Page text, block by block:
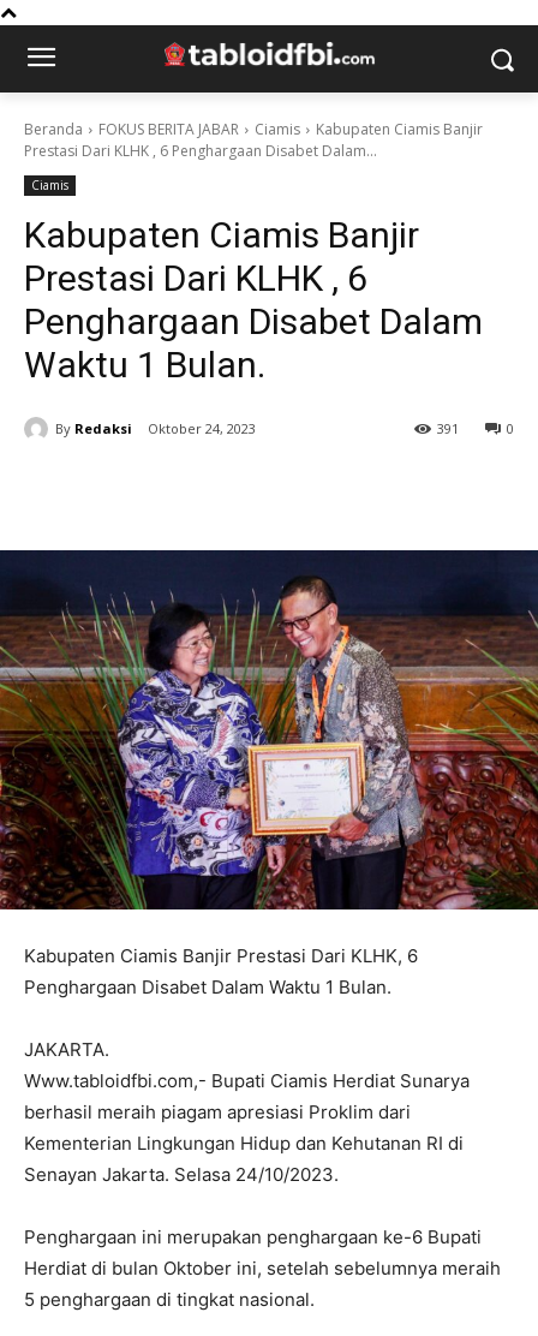
Beranda FOKUS BERITA JABAR Ciamis
Kabupaten Ciamis Banjir
Prestasi Dari KLHK , 6 Penghargaan Disabet Dalam...
Ciamis
Kabupaten Ciamis Banjir
Prestasi Dari KLHK , 6
Penghargaan Disabet Dalam
Waktu 1 Bulan.
By Redaksi Oktober 24, 2023 0
391
Kabupaten Ciamis Banjir Prestasi Dari KLHK, 6
Penghargaan Disabet Dalam Waktu 1 Bulan.
JAKARTA.
Www.tabloidfbi.com,- Bupati Ciamis Herdiat Sunarya
berhasil meraih piagam apresiasi Proklim dari
Kementerian Lingkungan Hidup dan Kehutanan RI di
Senayan Jakarta. Selasa 24/10/2023.
Penghargaan ini merupakan penghargaan ke-6 Bupati
Herdiat di bulan Oktober ini, setelah sebelumnya meraih
5 penghargaan di tingkat nasional.